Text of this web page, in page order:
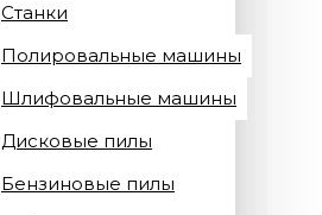
Станки
Полировальные машины
Шлифовальные машины
Дисковые пилы
Бензиновые пилы